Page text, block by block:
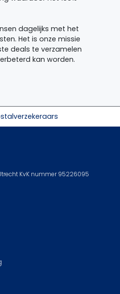
dagelijks met het
Het is onze missie
deals te verzamelen
kan worden.